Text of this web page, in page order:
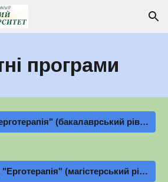
Skip to navigation
програми
"Фізична терапія, ерготерапія" (бакалаврський рівень)
"Фізична терапія", "Ерготерапія" (магістерський рівень)